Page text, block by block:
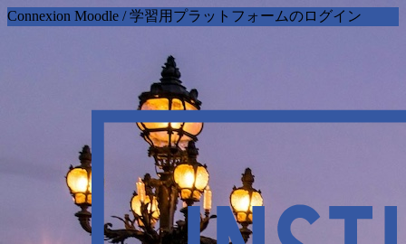
Connexion Moodle / 学習用プラットフォームのログイン